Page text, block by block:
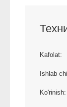
Kafolat:
Ishlab
Ko'rinish: